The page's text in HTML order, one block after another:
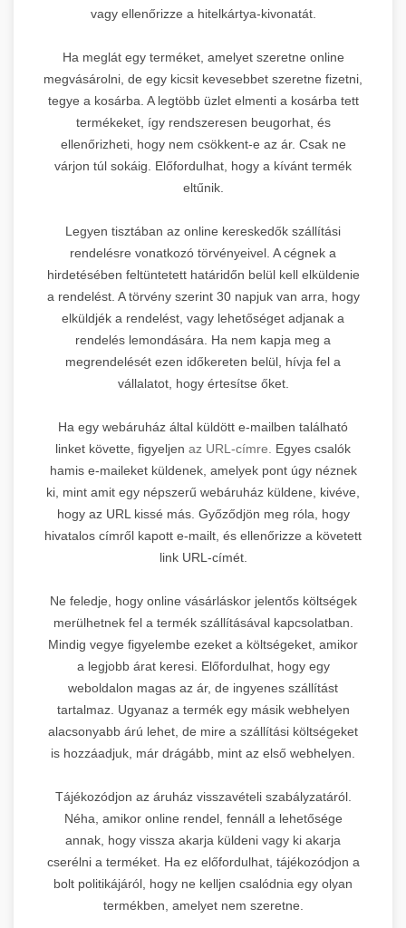
vagy ellenőrizze a hitelkártya-kivonatát.
Ha meglát egy terméket, amelyet szeretne online
megvásárolni, de egy kicsit kevesebbet szeretne fizetni,
tegye a kosárba. A legtöbb üzlet elmenti a kosárba tett
termékeket, így rendszeresen beugorhat, és
ellenőrizheti, hogy nem csökkent-e az ár. Csak ne
várjon túl sokáig. Előfordulhat, hogy a kívánt termék
eltűnik.
Legyen tisztában az online kereskedők szállítási
rendelésre vonatkozó törvényeivel. A cégnek a
hirdetésében feltüntetett határidőn belül kell elküldenie
a rendelést. A törvény szerint 30 napjuk van arra, hogy
elküldjék a rendelést, vagy lehetőséget adjanak a
rendelés lemondására. Ha nem kapja meg a
megrendelését ezen időkereten belül, hívja fel a
vállalatot, hogy értesítse őket.
Ha egy webáruház által küldött e-mailben található
linket követte, figyeljen az URL-címre.
Egyes csalók
hamis e-maileket küldenek, amelyek pont úgy néznek
ki, mint amit egy népszerű webáruház küldene, kivéve,
hogy az URL kissé más. Győződjön meg róla, hogy
hivatalos címről kapott e-mailt, és ellenőrizze a követett
link URL-címét.
Ne feledje, hogy online vásárláskor jelentős költségek
merülhetnek fel a termék szállításával kapcsolatban.
Mindig vegye figyelembe ezeket a költségeket, amikor
a legjobb árat keresi. Előfordulhat, hogy egy
weboldalon magas az ár, de ingyenes szállítást
tartalmaz. Ugyanaz a termék egy másik webhelyen
alacsonyabb árú lehet, de mire a szállítási költségeket
is hozzáadjuk, már drágább, mint az első webhelyen.
Tájékozódjon az áruház visszavételi szabályzatáról.
Néha, amikor online rendel, fennáll a lehetősége
annak, hogy vissza akarja küldeni vagy ki akarja
cserélni a terméket. Ha ez előfordulhat, tájékozódjon a
bolt politikájáról, hogy ne kelljen csalódnia egy olyan
termékben, amelyet nem szeretne.